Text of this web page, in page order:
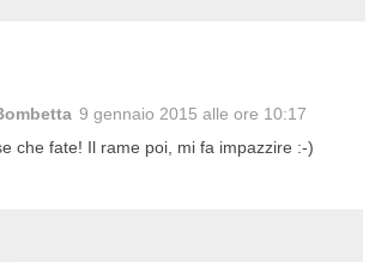
9 gennaio 2015 alle ore 10:17
che fate! Il rame poi, mi fa impazzire :-)